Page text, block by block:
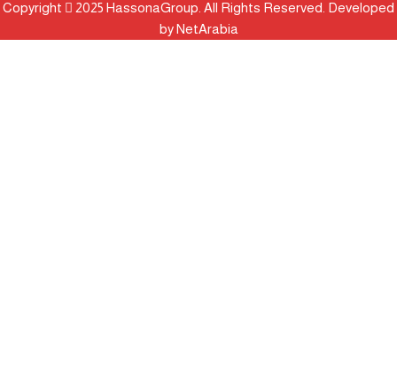
Copyright
2025 HassonaGroup. All Rights Reserved. Developed
byNetArabia